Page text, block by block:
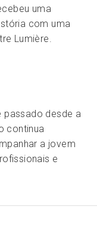
uma
com uma
Lumière.
passado desde a
continua
a jovem
e